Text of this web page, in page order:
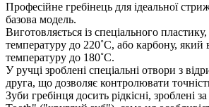
Професійне гребінець для ідеальної
базова модель.
Виготовляється із спеціального
температуру до 220˚С, або карбону, який
температуру до 180˚С.
У ручці зроблені спеціальні отвори з
друга, що дозволяє контролювати
Зуби гребінця досить рідкісні, зроблені